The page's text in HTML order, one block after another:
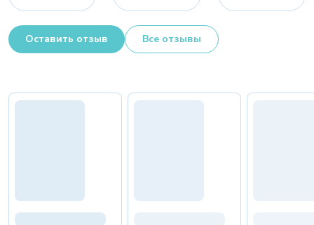
Оставить отзыв Все отзывы